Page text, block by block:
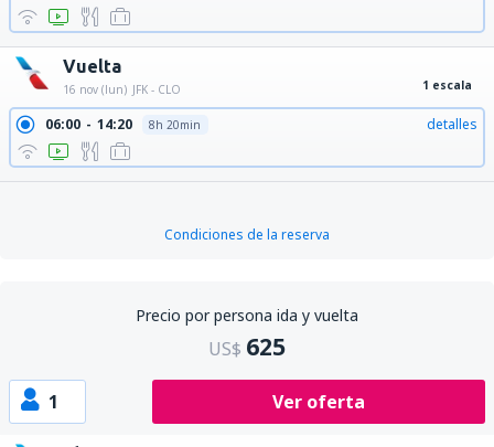
Vuelta
16 nov (lun) JFK - CLO 1 escala
06:00 14:20 8h 20min detalles
Condiciones de la reserva
Precio por persona ida y vuelta
US$ 625
1 Ver oferta